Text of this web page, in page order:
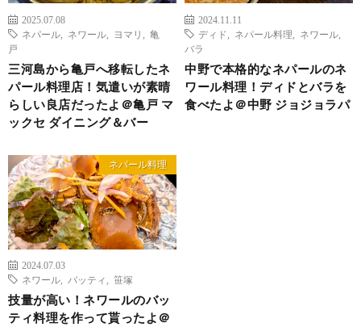
2025.07.08
ネパール
ネワール ヨマリ
亀
戸
三河島から亀戸へ移転したネ
パール料理店！気遣いが素晴
らしい良店だったよ＠亀戸 マ
ックセ ダイニング＆バー
2024.11.11
ディド
ネパール料理 ネワール
バラ
中野で本格的なネパールのネ
ワール料理！ディドとバラを
食べたよ＠中野 ジョジョラパ
ネパール料理
2024.07.03
ネワール
バッティ 笹塚
技量が高い！ネワールのバッ
ティ料理を作って貰ったよ＠